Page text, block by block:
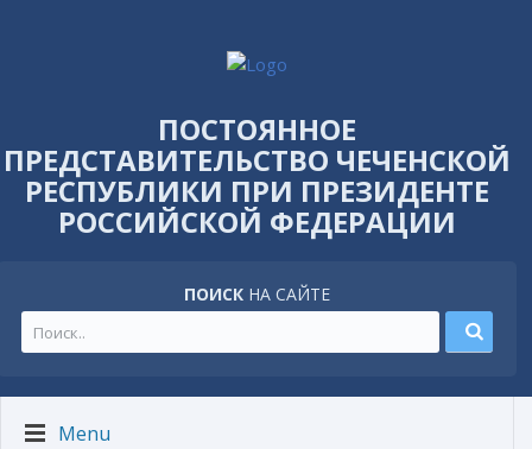
ПОСТОЯННОЕ
ПРЕДСТАВИТЕЛЬСТВО ЧЕЧЕНСКОЙ
РЕСПУБЛИКИ ПРИ ПРЕЗИДЕНТЕ
РОССИЙСКОЙ ФЕДЕРАЦИИ
ПОИСК НА САЙТЕ
Menu